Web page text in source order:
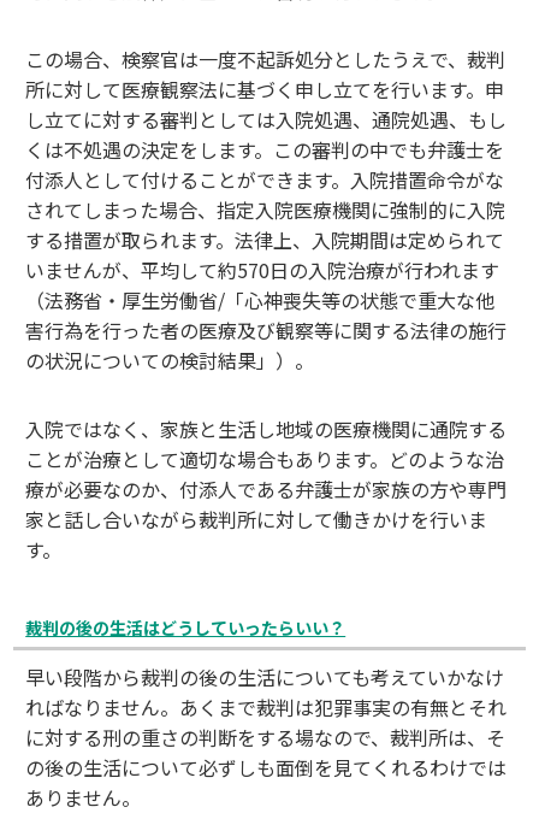
この場合、検察官は一度不起訴処分としたうえで、裁判
所に対して医療観察法に基づく申し立てを行います。申
し立てに対する審判としては入院処遇、通院処遇、もし
くは不処遇の決定をします。この審判の中でも弁護士を
付添人として付けることができます。入院措置命令がな
されてしまった場合、指定入院医療機関に強制的に入院
する措置が取られます。法律上、入院期間は定められて
いませんが、平均して約570日の入院治療が行われます
（法務省・厚生労働省/「心神喪失等の状態で重大な他
害行為を行った者の医療及び観察等に関する法律の施行
の状況についての検討結果」）。
入院ではなく、家族と生活し地域の医療機関に通院する
ことが治療として適切な場合もあります。どのような治
療が必要なのか、付添人である弁護士が家族の方や専門
家と話し合いながら裁判所に対して働きかけを行いま
す。
裁判の後の生活はどうしていったらいい？
早い段階から裁判の後の生活についても考えていかなけ
ればなりません。あくまで裁判は犯罪事実の有無とそれ
に対する刑の重さの判断をする場なので、裁判所は、そ
の後の生活について必ずしも面倒を見てくれるわけでは
ありません。